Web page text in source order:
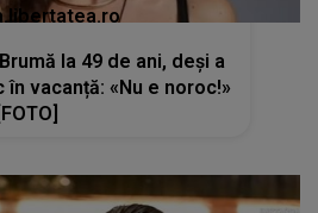
la 49 de ani, deși a
vacanță: «Nu e noroc!»
[FOTO]